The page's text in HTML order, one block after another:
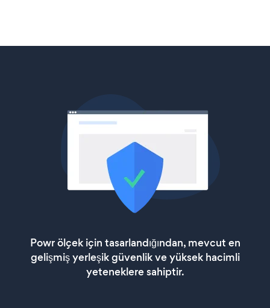
Powr ölçek için tasarlandığından, mevcut en
gelişmiş yerleşik güvenlik ve yüksek hacimli
yeteneklere sahiptir.